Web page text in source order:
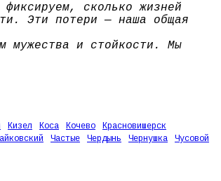
сколько жизней
Эти потери — наша общая
мужества и стойкости. Мы
Кизел Коса Кочево
Красновишерск
Частые Чердынь Чернушка
Чусовой